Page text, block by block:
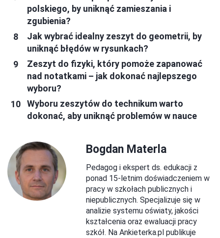
polskiego, by uniknąć zamieszania i
zgubienia?
Jak wybrać idealny zeszyt do geometrii, by
uniknąć błędów w rysunkach?
Zeszyt do fizyki, który pomoże zapanować
nad notatkami – jak dokonać najlepszego
wyboru?
Wyboru zeszytów do technikum warto
dokonać, aby uniknąć problemów w nauce
Bogdan Materla
Pedagog i ekspert ds. edukacji z
ponad 15-letnim doświadczeniem w
pracy w szkołach publicznych i
niepublicznych. Specjalizuje się w
analizie systemu oświaty, jakości
kształcenia oraz ewaluacji pracy
szkół. Na Ankieterka.pl publikuje